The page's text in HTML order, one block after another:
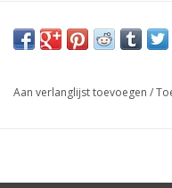
Aan verlanglijst toevoegen /